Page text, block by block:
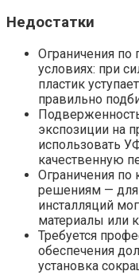
Недостатки
Ограничения по
условиях: при
пластик
правильно
экспозиции на
использовать
качественную
Ограничения
решениям —
инсталляций
материалы или
Требуется
обеспечения
установка